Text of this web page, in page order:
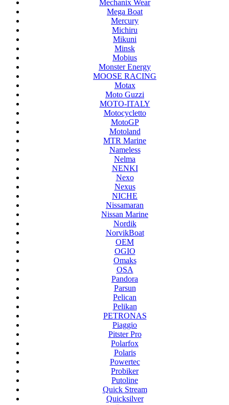
Mechanix Wear
Mega Boat
Mercury
Michiru
Mikuni
Minsk
Mobius
Monster Energy
MOOSE RACING
Motax
Moto Guzzi
MOTO-ITALY
Motocycletto
MotoGP
Motoland
MTR Marine
Nameless
Nelma
NENKI
Nexo
Nexus
NICHE
Nissamaran
Nissan Marine
Nordik
NorvikBoat
OEM
OGIO
Omaks
OSA
Pandora
Parsun
Pelican
Pelikan
PETRONAS
Piaggio
Pitster Pro
Polarfox
Polaris
Powertec
Probiker
Putoline
Quick Stream
Quicksilver